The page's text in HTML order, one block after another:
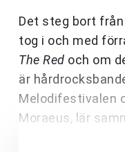
Det steg bort
tog i och med
The Red och om
är
Melodifestivalen
Moraeus, lär